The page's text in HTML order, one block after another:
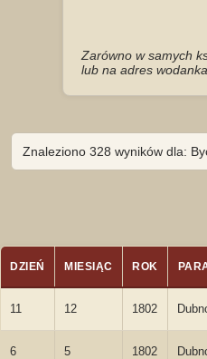
Zarówno w samych
lub na adres
Znaleziono 328 wyników dla:
DZIEŃ MIESIĄC ROK
11 12 1802
6 5 1802